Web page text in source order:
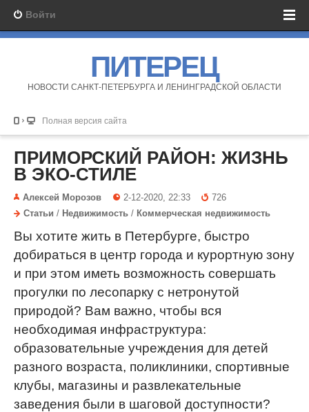
Войти
ПИТЕРЕЦ
НОВОСТИ САНКТ-ПЕТЕРБУРГА И ЛЕНИНГРАДСКОЙ ОБЛАСТИ
Полная версия сайта
ПРИМОРСКИЙ РАЙОН: ЖИЗНЬ
В ЭКО-СТИЛЕ
Алексей Морозов 2-12-2020, 22:33
726
Статьи / Недвижимость / Коммерческая недвижимость
Вы хотите жить в Петербурге, быстро
добираться в центр города и курортную зону
и при этом иметь возможность совершать
прогулки по лесопарку с нетронутой
природой? Вам важно, чтобы вся
необходимая инфраструктура:
образовательные учреждения для детей
разного возраста, поликлиники, спортивные
клубы, магазины и развлекательные
заведения были в шаговой доступности?